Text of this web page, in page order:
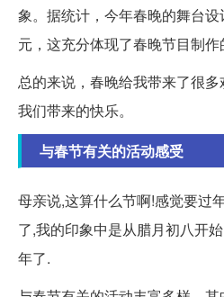
象。据统计，今年春晚的舞台
元，这充分体现了春晚节目制作
总的来说，春晚给我带来了很
我们带来的快乐。
与春节有关的活动感受
母亲说,这算什么节啊!感觉要过
了,我的印象中是从腊月初八开
年了.